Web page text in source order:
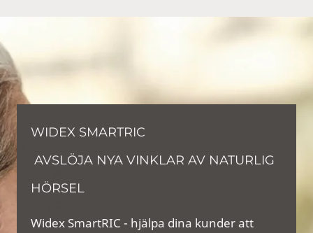
WIDEX SMARTRIC
AVSLÖJA NYA VINKLAR AV NATURLIG
HÖRSEL
Widex SmartRIC - hjälpa dina kunder att